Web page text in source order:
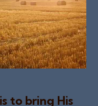
to bring His